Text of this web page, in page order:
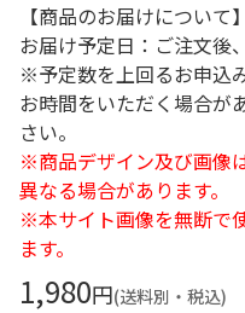
【商品のお届けについて】
お届け予定日：ご注文後
※予定数を上回るお申込
お時間をいただく場合が
さい。
※商品デザイン及び画像
異なる場合があります。
※本サイト画像を無断で
ます。
1,980円(送料別・税込)